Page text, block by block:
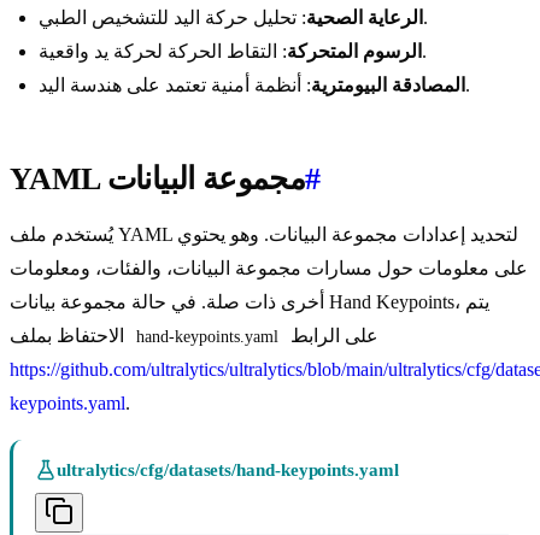
الرعاية الصحية : تحليل حركة اليد للتشخيص الطبي.
الرسوم المتحركة : التقاط الحركة لحركة يد واقعية.
المصادقة البيومترية : أنظمة أمنية تعتمد على هندسة اليد.
YAML مجموعة البيانات#
يُستخدم ملف YAML لتحديد إعدادات مجموعة البيانات. وهو يحتوي
على معلومات حول مسارات مجموعة البيانات، والفئات، ومعلومات
أخرى ذات صلة. في حالة مجموعة بيانات Hand Keypoints، يتم
hand-keypoints.yaml
على الرابط
https://github.com/ultralytics/ultralytics/blob/main/ultralytics/cfg/
keypoints.yaml.
ultralytics/cfg/datasets/hand-keypoints.yaml